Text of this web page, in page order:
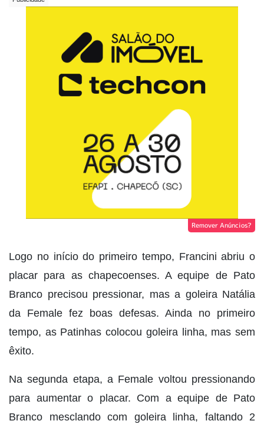
Remover Anúncios?
Logo no início do primeiro tempo, Francini abriu o
placar para as chapecoenses. A equipe de Pato
Branco precisou pressionar, mas a goleira Natália
da Female fez boas defesas. Ainda no primeiro
tempo, as Patinhas colocou goleira linha, mas sem
êxito.
Na segunda etapa, a Female voltou pressionando
para aumentar o placar. Com a equipe de Pato
Branco mesclando com goleira linha, faltando 2